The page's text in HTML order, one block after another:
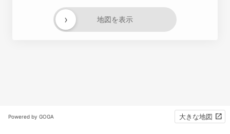
地図を表示
›
Powered by GOGA 大きな地図